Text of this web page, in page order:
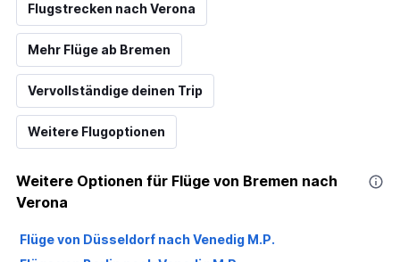
Flugstrecken nach Verona
Mehr Flüge ab Bremen
Vervollständige deinen Trip
Weitere Flugoptionen
Weitere Optionen für Flüge von Bremen nach
Verona
Flüge von Düsseldorf nach Venedig M.P.